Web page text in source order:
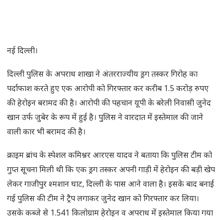
नई दिल्ली।
दिल्ली पुलिस के अपराध शाखा ने अंतरराज्यीय ड्रग तस्कर गिरोह का
पर्दाफाश करते हुए एक आरोपी को गिरफ्तार कर करीब 1.5 करोड़ रुपए
की हेरोइन बरामद की है। आरोपी की पहचान यूपी के बरेली निवासी जुनेद
खान उर्फ जुबेर के रूप में हुई है। पुलिस ने वारदात में इस्तेमाल की जाने
वाली कार भी बरामद की है।
क्राइम ब्रांच के स्पेशल कमिश्नर आरएस यादव ने बताया कि पुलिस टीम को
गुप्त सूचना मिली थी कि एक ड्रग तस्कर अपनी गाड़ी में हेरोइन की बड़ी खेप
लेकर गाजीपुर श्मशान घाट, दिल्ली के पास आने वाला है। इसके बाद बनाई
गई पुलिस की टीम ने ट्रैप लगाकर जुनेद खान को गिरफ्तार कर लिया।
उसके कब्जे से 1.541 किलोग्राम हेरोइन व अपराध में इस्तेमाल किया गया